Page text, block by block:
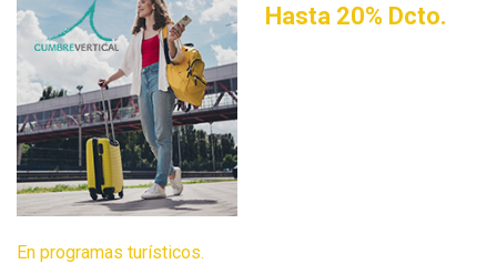
Hasta 20% Dcto.
En programas turísticos.